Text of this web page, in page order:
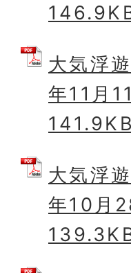
大気浮
年11月
大気浮
年10月